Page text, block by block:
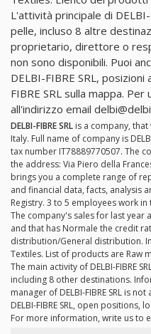
L'attività principale di
pelle, incluso 8 altre
proprietario, direttore o
non sono disponibili. Puoi
DELBI-FIBRE SRL,
FIBRE SRL sulla mappa.
all'indirizzo email
DELBI-FIBRE SRL is a company,
Italy. Full name of company is
tax number IT78889770507. The
the address: Via Piero della
brings you a complete range of
and financial data, facts, analysis
Registry. 3 to 5 employees work in
The company's sales for last year
and that has Normale the credit
distribution/General distribution.
Textiles. List of products are Raw
The main activity of DELBI-FIBRE
including 8 other destinations.
manager of DELBI-FIBRE SRL is
DELBI-FIBRE SRL, open positions,
For more information, write us to